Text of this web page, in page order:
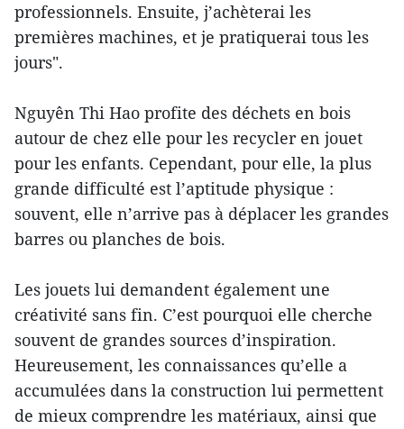
professionnels. Ensuite, j’achèterai les
premières machines, et je pratiquerai tous les
jours".
Nguyên Thi Hao profite des déchets en bois
autour de chez elle pour les recycler en jouet
pour les enfants. Cependant, pour elle, la plus
grande difficulté est l’aptitude physique :
souvent, elle n’arrive pas à déplacer les grandes
barres ou planches de bois.
Les jouets lui demandent également une
créativité sans fin. C’est pourquoi elle cherche
souvent de grandes sources d’inspiration.
Heureusement, les connaissances qu’elle a
accumulées dans la construction lui permettent
de mieux comprendre les matériaux, ainsi que